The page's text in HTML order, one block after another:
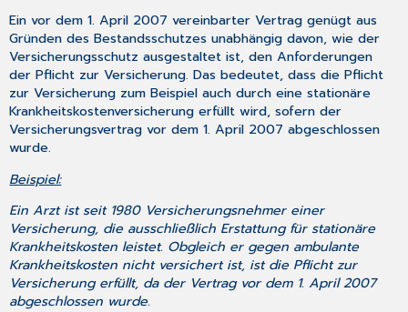
Ein vor dem 1. April 2007 vereinbarter Vertrag genügt aus
Gründen des Bestandsschutzes unabhängig davon, wie der
Versicherungsschutz ausgestaltet ist, den Anforderungen
der Pflicht zur Versicherung. Das bedeutet, dass die Pflicht
zur Versicherung zum Beispiel auch durch eine stationäre
Krankheitskostenversicherung erfüllt wird, sofern der
Versicherungsvertrag vor dem 1. April 2007 abgeschlossen
wurde.
Beispiel:
Ein Arzt ist seit 1980 Versicherungsnehmer einer
Versicherung, die ausschließlich Erstattung für stationäre
Krankheitskosten leistet. Obgleich er gegen ambulante
Krankheitskosten nicht versichert ist, ist die Pflicht zur
Versicherung erfüllt, da der Vertrag vor dem 1. April 2007
abgeschlossen wurde.